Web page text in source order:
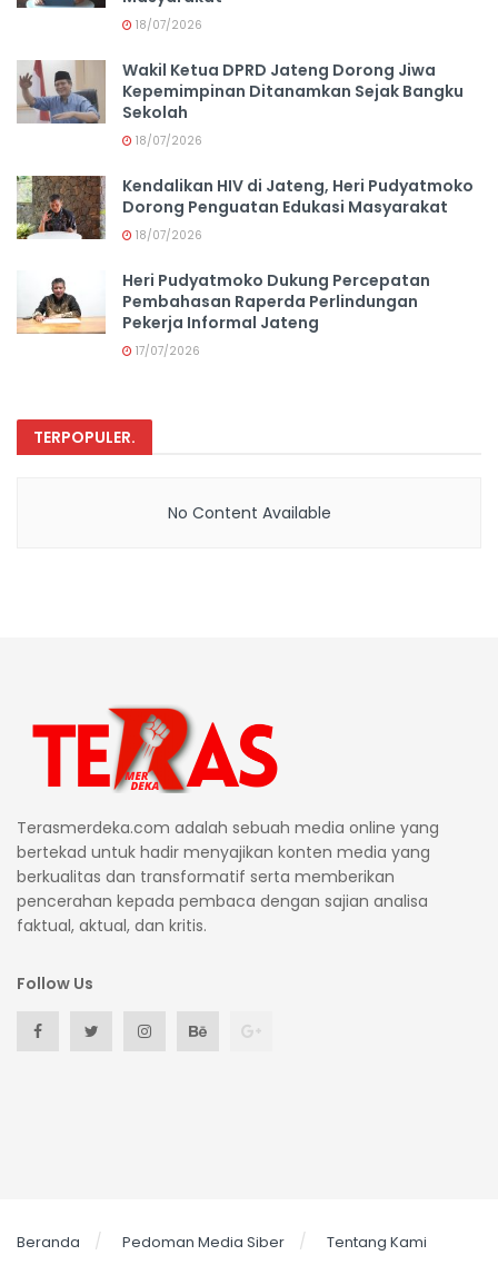
18/07/2026
Wakil Ketua DPRD Jateng Dorong Jiwa
Kepemimpinan Ditanamkan Sejak Bangku
Sekolah
18/07/2026
Kendalikan HIV di Jateng, Heri Pudyatmoko
Dorong Penguatan Edukasi Masyarakat
18/07/2026
Heri Pudyatmoko Dukung Percepatan
Pembahasan Raperda Perlindungan
Pekerja Informal Jateng
17/07/2026
TERPOPULER.
No Content Available
Terasmerdeka.com adalah sebuah media online yang
bertekad untuk hadir menyajikan konten media yang
berkualitas dan transformatif serta memberikan
pencerahan kepada pembaca dengan sajian analisa
faktual, aktual, dan kritis.
Follow Us
Beranda Pedoman Media Siber Tentang Kami